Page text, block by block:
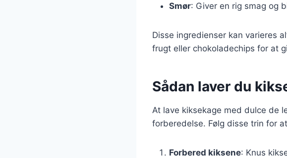
Smør: Giver en rig smag og
Disse ingredienser kan varieres
frugt eller chokoladechips for at
Sådan laver du
At lave kiksekage med dulce de
forberedelse. Følg disse trin for
Forbered kiksene: Knus